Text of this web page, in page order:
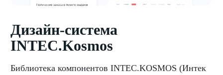
Дизайн-система
INTEC.Kosmos
Библиотека компонентов INTEC.KOSMOS (Интек